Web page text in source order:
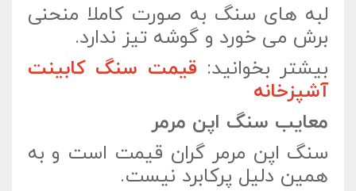
لبه های سنگ به صورت کاملا منحنی
برش می خورد و گوشه تیز ندارد.
بیشتر بخوانید: قیمت سنگ کابینت
آشپزخانه
معایب سنگ اپن مرمر
سنگ اپن مرمر گران قیمت است و به
همین دلیل پرکابرد نیست.